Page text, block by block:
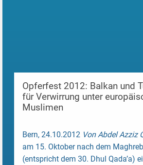
Opferfest 2012: Balkan und
für Verwirrung unter
Muslimen
Bern, 24.10.2012 Von Abdel Azziz
am 15. Oktober nach dem
(entspricht dem 30. Dhul Qada’a)